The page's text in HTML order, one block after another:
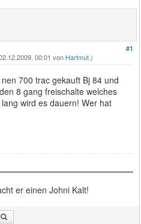
#1
00:01 von Hartmut.)
700 trac gekauft Bj 84 und
8 gang freischalte welches
wird es dauern! Wer hat
er einen Johni Kalt!